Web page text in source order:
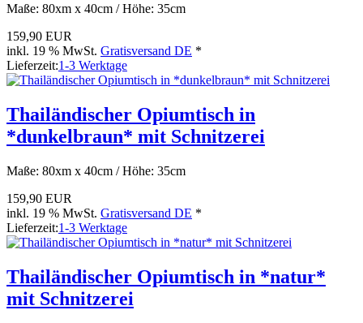
Maße: 80xm x 40cm / Höhe: 35cm
159,90 EUR
inkl. 19 % MwSt. Gratisversand DE *
Lieferzeit:1-3 Werktage
Thailändischer Opiumtisch in
*dunkelbraun* mit Schnitzerei
Maße: 80xm x 40cm / Höhe: 35cm
159,90 EUR
inkl. 19 % MwSt. Gratisversand DE *
Lieferzeit:1-3 Werktage
Thailändischer Opiumtisch in *natur*
mit Schnitzerei